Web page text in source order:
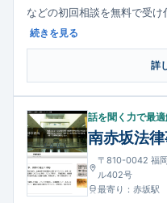
などの初回相談を無料で受
雇用や債権回収など幅広い法
の夜間も予約により相談で
じない相談環境づくりに努め
続きを見る
詳
話を聞く力で最
南赤坂法
〒810-0042 福
ル402号
最寄り：赤坂駅